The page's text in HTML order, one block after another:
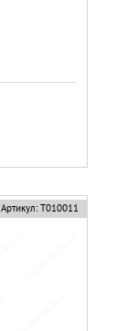
Артикул: Т010011